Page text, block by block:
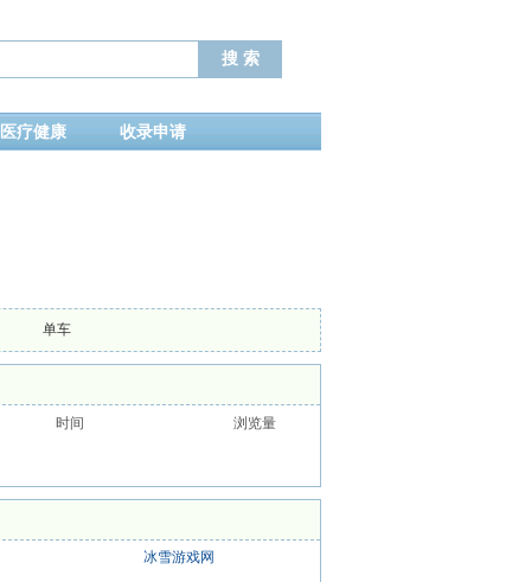
医疗健康 收录申请
单车
时间 浏览量
冰雪游戏网